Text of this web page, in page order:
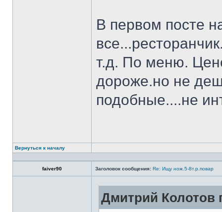
В первом посте
т.д. По меню.
дороже.но не
подобные....не
Вернуться к началу
faiver90 Заголовок сообщения: Re: Ищу нож.5-8т.р.повар
Дмитрий Колотов